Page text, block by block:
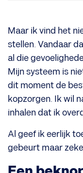
Maar ik vind het
stellen. Vandaar
al die
Mijn systeem is
dit moment de
kopzorgen. Ik wil
inhalen dat ik
Al geef ik eerlijk
gebeurt maar